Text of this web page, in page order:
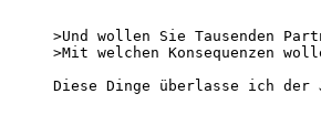
>Und wollen Sie Tausenden
>Mit welchen Konsequenzen
Diese Dinge überlasse ich